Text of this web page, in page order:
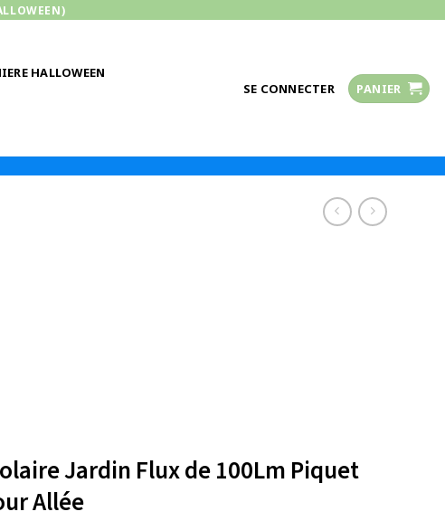
HALLOWEEN
SE CONNECTER PANIER
Jardin Flux de 100Lm Piquet
Allée